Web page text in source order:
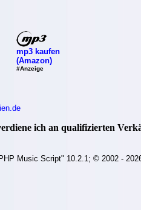
mp3 kaufen
(Amazon)
#Anzeige
ich an qualifizierten
Music Script" 10.2.1; © 2002 -